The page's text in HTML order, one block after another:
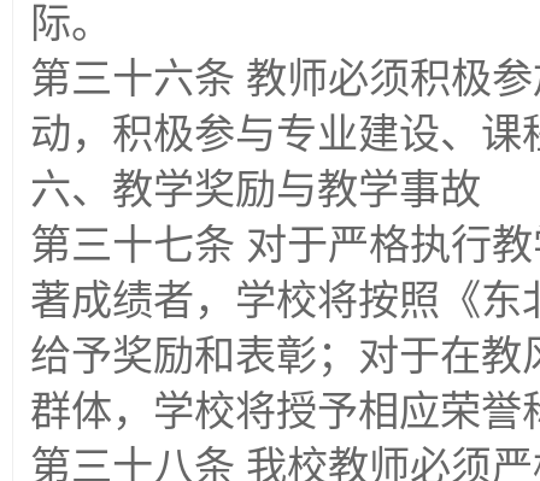
际。
第三十六条 教师必须积极
动，积极参与专业建设、
六、教学奖励与教学事故
第三十七条 对于严格执行
著成绩者，学校将按照《
给予奖励和表彰；对于在
群体，学校将授予相应荣誉
第三十八条 我校教师必须